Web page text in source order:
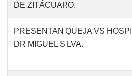
DE ZITÁCUARO.
PRESENTAN QUEJA VS
DR MIGUEL SILVA.